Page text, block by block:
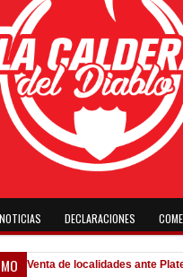
NOTICIAS DECLARACIONES
AM Venta de localidades ante